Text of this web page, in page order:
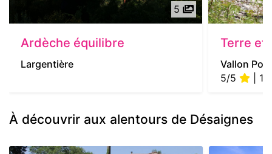
5
Ardèche équilibre
Largentière
Terre et
Vallon
5/5
| 1
À découvrir aux alentours de Désaignes